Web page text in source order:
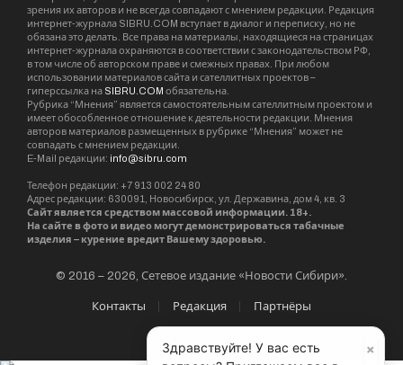
зрения их авторов и не всегда совпадают с мнением редакции. Редакция
интернет-журнала SIBRU.COM вступает в диалог и переписку, но не
обязана это делать. Все права на материалы, находящиеся на страницах
интернет-журнала охраняются в соответствии с законодательством РФ,
в том числе об авторском праве и смежных правах. При любом
использовании материалов сайта и сателлитных проектов –
гиперссылка на SIBRU.COM обязательна.
Рубрика “Мнения” является самостоятельным сателлитным проектом и
имеет обособленное отношение к деятельности редакции. Мнения
авторов материалов размещенных в рубрике “Мнения” может не
совпадать с мнением редакции.
E-Mail редакции: info@sibru.com
Телефон редакции: +7 913 002 24 80
Адрес редакции: 630091, Новосибирск, ул. Державина, дом 4, кв. 3
Сайт является средством массовой информации. 18+.
На сайте в фото и видео могут демонстрироваться табачные
изделия – курение вредит Вашему здоровью.
© 2016 – 2026, Сетевое издание «Новости Сибири».
Контакты Редакция Партнёры
×
Здравствуйте! У вас есть